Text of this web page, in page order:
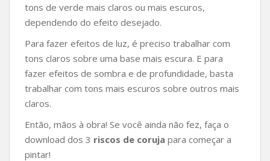
tons de verde mais claros ou mais escuros,
dependendo do efeito desejado.
Para fazer efeitos de luz, é preciso trabalhar com
tons claros sobre uma base mais escura. E para
fazer efeitos de sombra e de profundidade, basta
trabalhar com tons mais escuros sobre outros mais
claros.
Então, mãos à obra! Se você ainda não fez, faça o
download dos 3 riscos de coruja para começar a
pintar!